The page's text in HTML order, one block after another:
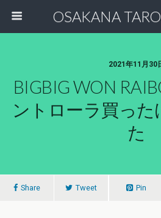
OSAKANA
2021年11月30
BIGBIG WON
ントローラ買った
た
Share Tweet Pin